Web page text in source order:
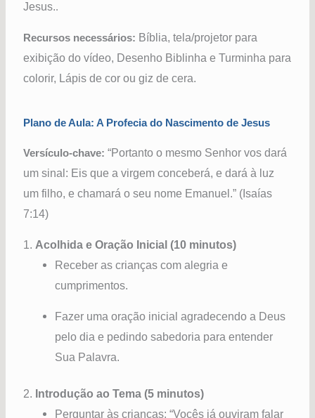
Jesus..
Recursos necessários: Bíblia, tela/projetor para
exibição do vídeo, Desenho Biblinha e Turminha para
colorir, Lápis de cor ou giz de cera.
Plano de Aula: A Profecia do Nascimento de Jesus
Versículo-chave:“Portanto o mesmo Senhor vos dará
um sinal: Eis que a virgem conceberá, e dará à luz
um filho, e chamará o seu nome Emanuel.” (Isaías
7:14)
1. Acolhida e Oração Inicial (10 minutos)
Receber as crianças com alegria e
cumprimentos.
Fazer uma oração inicial agradecendo a Deus
pelo dia e pedindo sabedoria para entender
Sua Palavra.
2. Introdução ao Tema (5 minutos)
Perguntar às crianças: “Vocês já ouviram falar